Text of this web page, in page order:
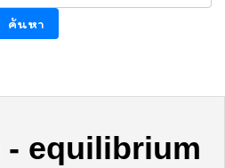
ค้นหา
- equilibrium